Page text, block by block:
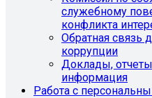
служебному
конфликта
Обратная связь
коррупции
Доклады,
информация
Работа с